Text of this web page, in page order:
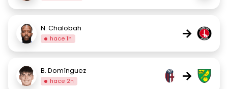
N. Chalobah
hace 1h →
B. Domínguez
hace 2h →